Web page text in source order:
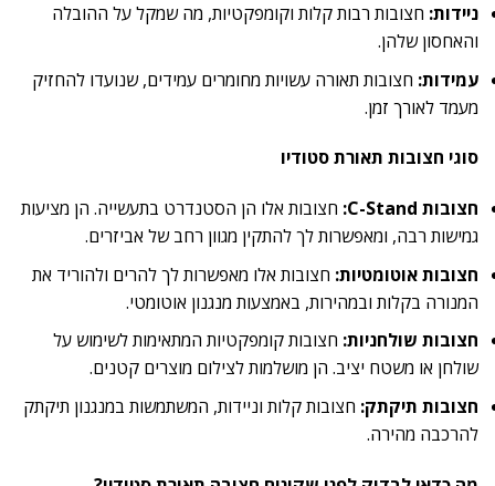
ניידות: חצובות רבות קלות וקומפקטיות, מה שמקל על ההובלה
והאחסון שלהן.
עמידות: חצובות תאורה עשויות מחומרים עמידים, שנועדו להחזיק
מעמד לאורך זמן.
סוגי חצובות תאורת סטודיו
חצובות C-Stand:
חצובות אלו הן הסטנדרט בתעשייה. הן מציעות
גמישות רבה, ומאפשרות לך להתקין מגוון רחב של אביזרים.
חצובות אוטומטיות: חצובות אלו מאפשרות לך להרים ולהוריד את
המנורה בקלות ובמהירות, באמצעות מנגנון אוטומטי.
חצובות שולחניות: חצובות קומפקטיות המתאימות לשימוש על
שולחן או משטח יציב. הן מושלמות לצילום מוצרים קטנים.
חצובות תיקתק: חצובות קלות וניידות, המשתמשות במנגנון תיקתק
להרכבה מהירה.